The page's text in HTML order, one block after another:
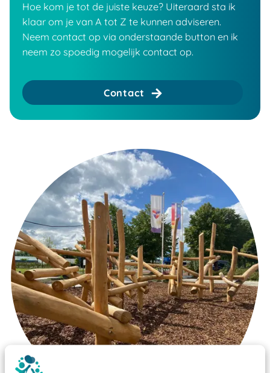
Hoe kom je tot de juiste keuze? Uiteraard sta ik
klaar om je van A tot Z te kunnen adviseren.
Neem contact op via onderstaande button en ik
neem zo spoedig mogelijk contact op.
Contact